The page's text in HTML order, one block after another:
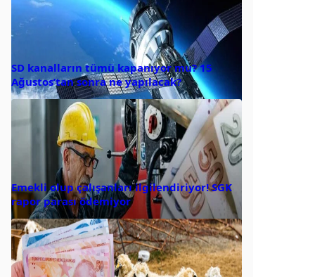
SD kanalların tümü kapanıyor mu? 15
Ağustos’tan sonra ne yapılacak?
Emekli olup çalışanları ilgilendiriyor! SGK
rapor parası ödemiyor